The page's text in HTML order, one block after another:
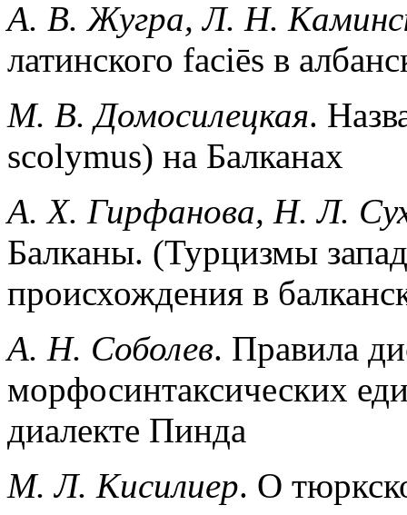
А. В. Жугра, Л. Н.
латинского faciēs в
М. В. Домосилецкая.
scolymus) на Балканах
А. X. Гирфанова, Н. Л.
Балканы. (Турцизмы
происхождения в
А. Н. Соболев. Правила
морфосинтаксических
диалекте Пинда
М. Л. Кисилиер. О